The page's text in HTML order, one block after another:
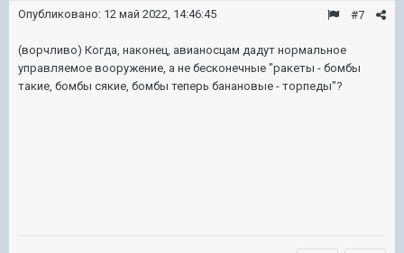
#7
Опубликовано: 12 май 2022, 14:46:45
(ворчливо) Когда, наконец, авианосцам дадут нормальное
управляемое вооружение, а не бесконечные "ракеты - бомбы
такие, бомбы сякие, бомбы теперь банановые - торпеды"?